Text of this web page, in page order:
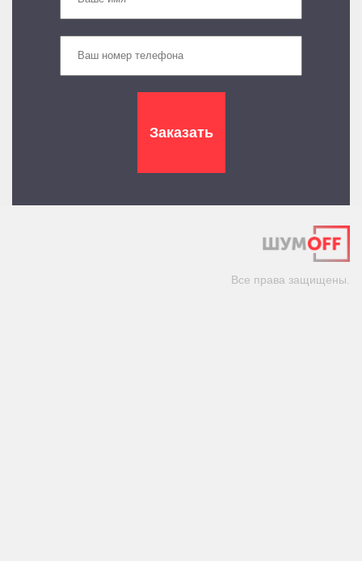
Все права защищены.